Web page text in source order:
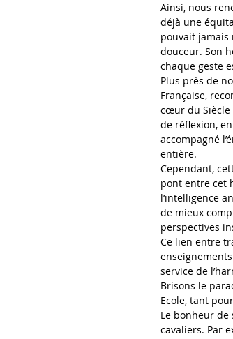
Ainsi, nous
déjà une
pouvait jamais
douceur. Son
chaque geste
Plus près de
Française,
cœur du Siècle
de réflexion,
accompagné
entière.
Cependant,
pont entre cet
l’intelligence
de mieux
perspectives
Ce lien entre
service de
Brisons le
Ecole, tant
Le bonheur
cavaliers. Par